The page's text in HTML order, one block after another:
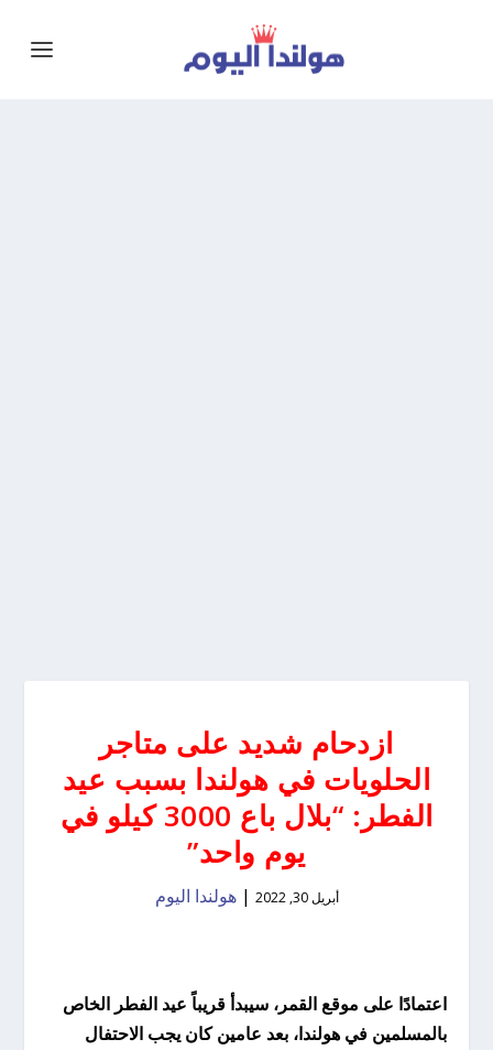
ازدحام شديد على متاجر
الحلويات في هولندا بسبب عيد
الفطر: “بلال باع 3000 كيلو في
يوم واحد”
أبريل 30, 2022 |هولندا اليوم
اعتمادًا على موقع القمر، سيبدأ قريباً عيد الفطر الخاص
بالمسلمين في هولندا، بعد عامين كان يجب الاحتفال